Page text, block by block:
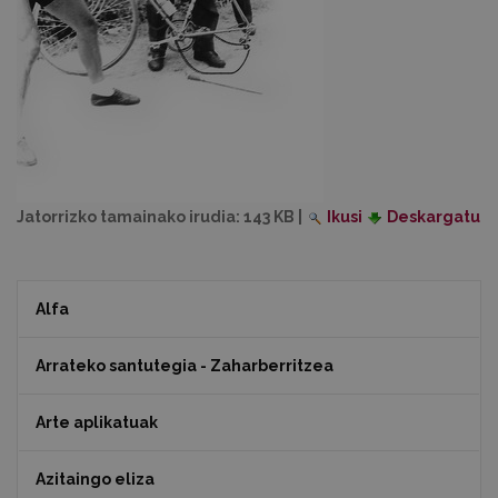
Jatorrizko tamainako irudia: 143 KB Ikusi Deskargatu
Alfa
Arrateko santutegia - Zaharberritzea
Arte aplikatuak
Azitaingo eliza